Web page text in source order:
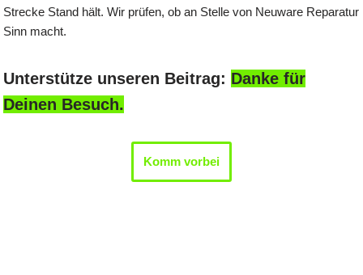
Strecke Stand hält. Wir prüfen, ob an Stelle von Neuware Reparatur
Sinn macht.
Unterstütze unseren Beitrag: Danke für
Deinen Besuch.
Komm vorbei